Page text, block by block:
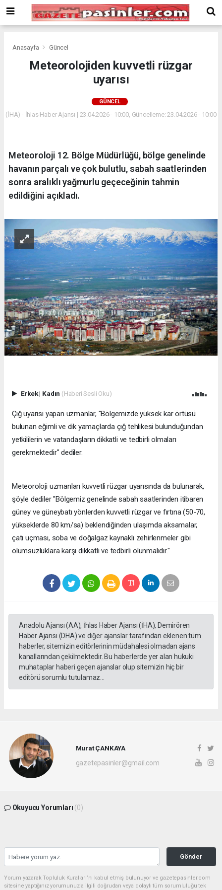
Bonusu
Veren
deneme
siteler
Veren
Anasayfa Güncel
Meteorolojiden kuvvetli rüzgar
uyarısı
GÜNCEL
(İHA) - İhlas Haber Ajansı | 23.04.2026 - 10:00, Güncelleme: 23.04.2026 - 10:00
Meteoroloji 12. Bölge Müdürlüğü, bölge genelinde
havanın parçalı ve çok bulutlu, sabah saatlerinden
sonra aralıklı yağmurlu geçeceğinin tahmin
edildiğini açıkladı.
Erkek| Kadın (Haberi Sesli Oku)
Çığ uyarısı yapan uzmanlar, "Bölgemizde yüksek kar örtüsü
bulunan eğimli ve dik yamaçlarda çığ tehlikesi bulunduğundan
yetkililerin ve vatandaşların dikkatli ve tedbirli olmaları
gerekmektedir" dediler.
Meteoroloji uzmanları kuvvetli rüzgar uyarısında da bulunarak,
şöyle dediler "Bölgemiz genelinde sabah saatlerinden itibaren
güney ve güneybatı yönlerden kuvvetli rüzgar ve fırtına (50-70,
yükseklerde 80 km/sa) beklendiğinden ulaşımda aksamalar,
çatı uçması, soba ve doğalgaz kaynaklı zehirlenmeler gibi
olumsuzluklara karşı dikkatli ve tedbirli olunmalıdır."
Anadolu Ajansı (AA), İhlas Haber Ajansı (İHA), Demirören
Haber Ajansı (DHA) ve diğer ajanslar tarafından eklenen tüm
haberler, sitemizin editörlerinin müdahalesi olmadan ajans
kanallarından çekilmektedir. Bu haberlerde yer alan hukuki
muhataplar haberi geçen ajanslar olup sitemizin hiç bir
editörü sorumlu tutulamaz...
Murat ÇANKAYA
gazetepasinler@gmail.com
Okuyucu Yorumları (0)
Gönder
Yorum yazarak Topluluk Kuralları’nı kabul etmiş bulunuyor ve gazetepasinler.com
sitesine yaptığınız yorumunuzla ilgili doğrudan veya dolaylı tüm sorumluluğu tek